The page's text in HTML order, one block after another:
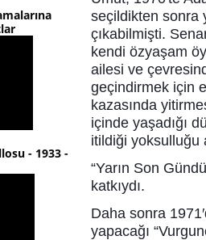
- 1933 -
seçildikten sonra
çıkabilmişti.
kendi özyaşam
ailesi ve
geçindirmek için
kazasında
içinde yaşadığı
itildiği yoksulluğu
“Yarın Son
katkıydı.
Daha sonra
yapacağı